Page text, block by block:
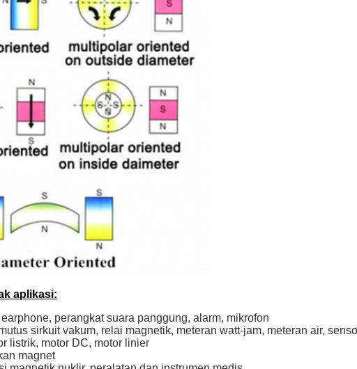
aplikasi:
perangkat suara panggung, alarm, mikrofon
sirkuit vakum, relai magnetik, meteran watt-jam, meteran air,
listrik, motor DC, motor linier
magnet